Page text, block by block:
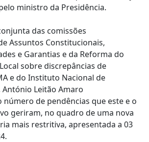
ministro da Presidência.
das comissões
Assuntos Constitucionais,
e Garantias e da Reforma do
sobre discrepâncias de
e do Instituto Nacional de
António Leitão Amaro
de pendências que este e o
geriram, no quadro de uma nova
mais restritiva, apresentada a 03